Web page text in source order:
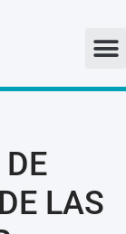
LAS